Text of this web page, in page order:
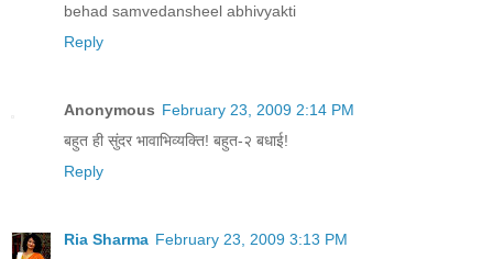
behad samvedansheel abhivyakti
Reply
Anonymous February 23, 2009 2:14 PM
बहुत ही सुंदर भावाभिव्यक्ति! बहुत-२ बधाई!
Reply
Ria Sharma February 23, 2009 3:13 PM